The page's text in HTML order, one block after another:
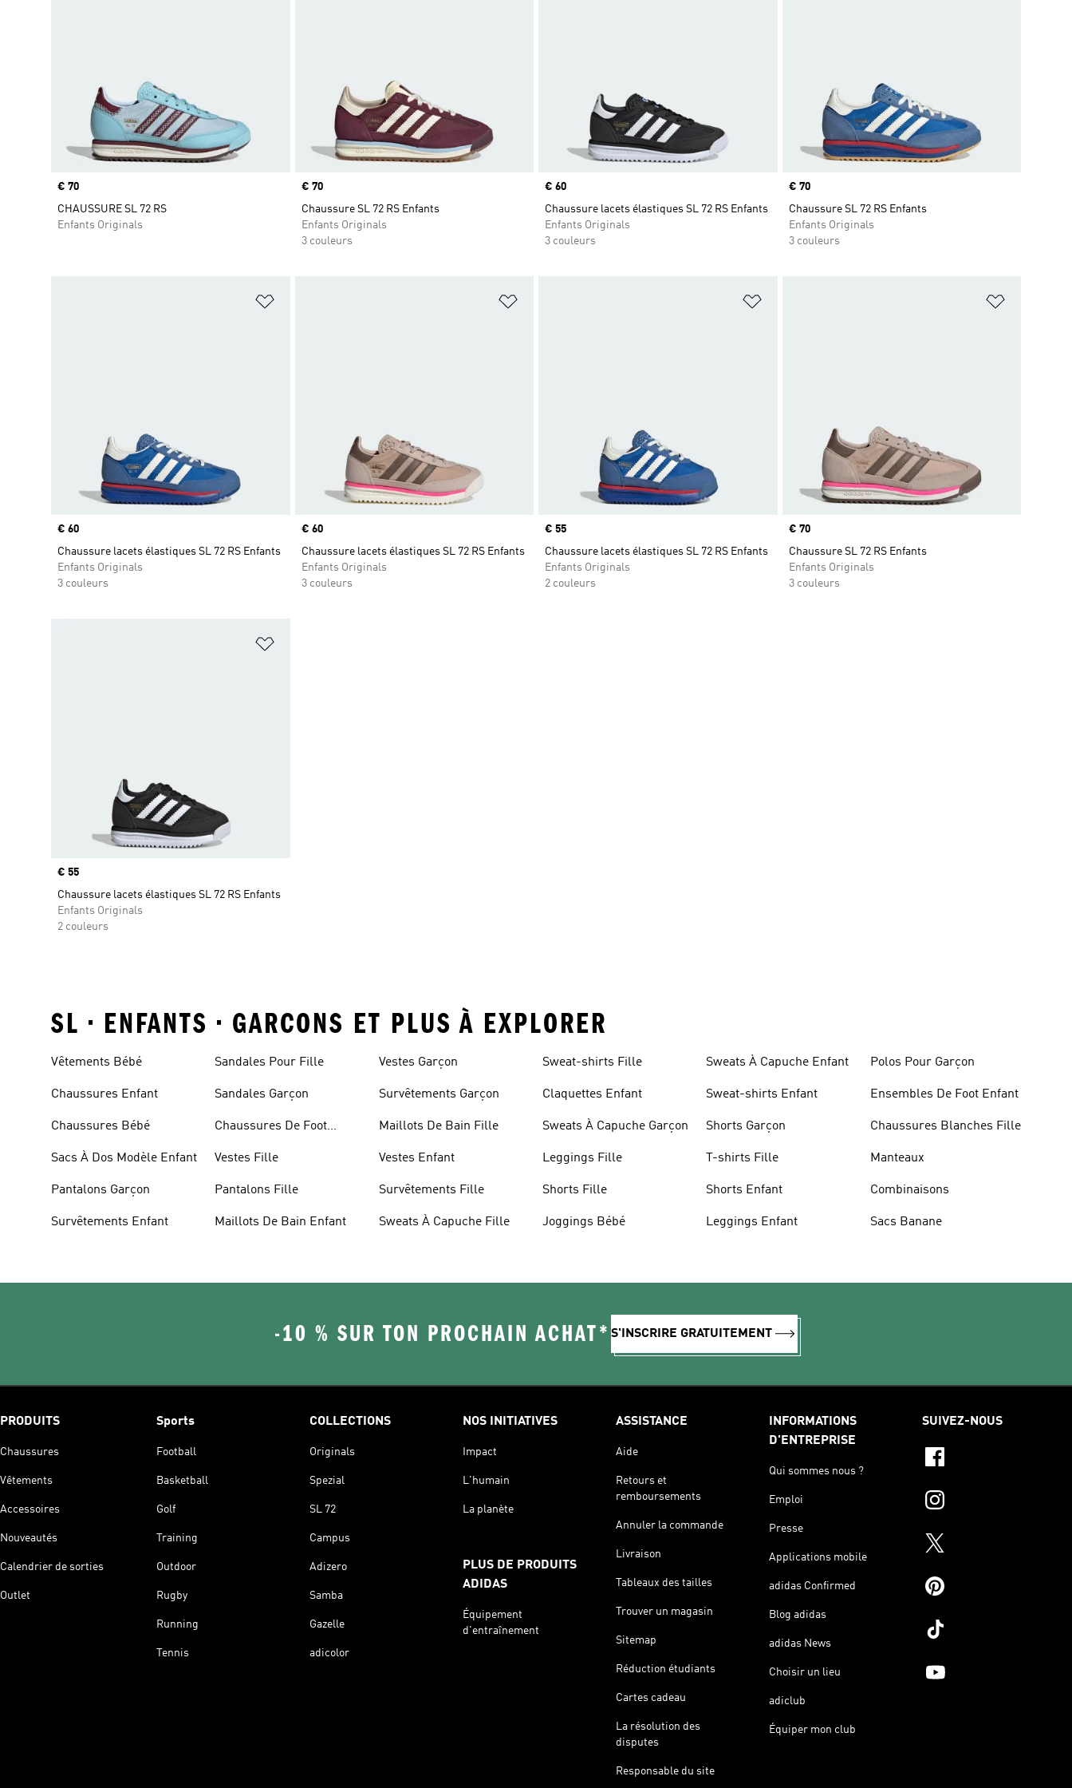
Prix
€ 70
CHAUSSURE SL 72 RS
Enfants Originals
Prix
€ 70
Chaussure SL 72 RS Enfants
Enfants Originals
3 couleurs
Prix
€ 60
Chaussure lacets élastiques SL 72 RS Enfants
Enfants Originals
3 couleurs
Prix
€ 70
Chaussure SL 72 RS Enfants
Enfants Originals
3 couleurs
Prix
€ 60
Chaussure lacets élastiques SL 72 RS Enfants
Enfants Originals
3 couleurs
Prix
€ 60
Chaussure lacets élastiques SL 72 RS Enfants
Enfants Originals
3 couleurs
Prix
€ 55
Chaussure lacets élastiques SL 72 RS Enfants
Enfants Originals
2 couleurs
Prix
€ 70
Chaussure SL 72 RS Enfants
Enfants Originals
3 couleurs
Prix
€ 55
Chaussure lacets élastiques SL 72 RS Enfants
Enfants Originals
2 couleurs
SL • ENFANTS • GARCONS ET PLUS À EXPLORER
Vêtements Bébé
Chaussures Enfant
Chaussures Bébé
Sacs À Dos Modèle Enfant
Pantalons Garçon
Survêtements Enfant
Sandales Pour Fille
Sandales Garçon
Chaussures De Foot
Vestes Fille
Pantalons Fille
Maillots De Bain Enfant
Vestes Garçon
Survêtements Garçon
Maillots De Bain Fille
Vestes Enfant
Survêtements Fille
Sweats À Capuche Fille
Sweat-shirts Fille
Claquettes Enfant
Sweats À Capuche Garçon
Leggings Fille
Shorts Fille
Joggings Bébé
Sweats À Capuche Enfant
Sweat-shirts Enfant
Shorts Garçon
T-shirts Fille
Shorts Enfant
Leggings Enfant
Polos Pour Garçon
Ensembles De Foot Enfant
Chaussures Blanches Fille
Manteaux
Combinaisons
Sacs Banane
-10 % SUR TON PROCHAIN ACHAT* S'INSCRIRE GRATUITEMENT
PRODUITS
Chaussures
Vêtements
Accessoires
Nouveautés
Calendrier de sorties
Outlet
Sports
Football
Basketball
Golf
Training
Outdoor
Rugby
Running
Tennis
COLLECTIONS
Originals
Spezial
SL 72
Campus
Adizero
Samba
Gazelle
adicolor
NOS INITIATIVES
Impact
L'humain
La planète
PLUS DE PRODUITS
ADIDAS
Équipement
d'entraînement
ASSISTANCE
Aide
Retours et
remboursements
Annuler la commande
Livraison
Tableaux des tailles
Trouver un magasin
Sitemap
Réduction étudiants
Cartes cadeau
La résolution des
disputes
Responsable du site
INFORMATIONS
D'ENTREPRISE
Qui sommes nous ?
Emploi
Presse
Applications mobile
adidas Confirmed
Blog adidas
adidas News
Choisir un lieu
adiclub
Équiper mon club
SUIVEZ-NOUS